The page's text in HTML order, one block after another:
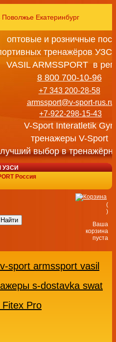
Екатеринбург
оптовые и розничные
тренажёров
VASIL ARMSSPORT в
8 800 700-10-96
+7 343 200-28-58
armssport@v-sport-rus.ru
+7-922-298-15-43
V-Sport Interatletik
тренажеры V-Sport
лучший выбор в
УЗСИ
Россия
(
)
Ваша
корзина
пуста
sport armssport vasil
s-dostavka swat
Pro